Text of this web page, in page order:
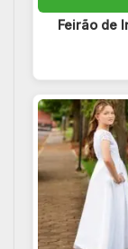
Feirão de